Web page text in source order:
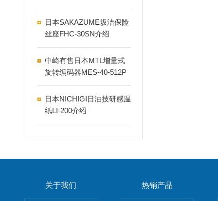
日本SAKAZUME坂洁保险
丝座FHC-30SN介绍
中崎有售日本MTL增量式
旋转编码器MES-40-512P
E3M
日本NICHIGI日油技研感温
纸LI-200介绍
关于我们 热销产品